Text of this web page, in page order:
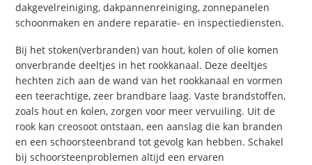
dakgevelreiniging, dakpannenreiniging, zonnepanelen
schoonmaken en andere reparatie- en inspectiediensten.
Bij het stoken(verbranden) van hout, kolen of olie komen
onverbrande deeltjes in het rookkanaal. Deze deeltjes
hechten zich aan de wand van het rookkanaal en vormen
een teerachtige, zeer brandbare laag. Vaste brandstoffen,
zoals hout en kolen, zorgen voor meer vervuiling. Uit de
rook kan creosoot ontstaan, een aanslag die kan branden
en een schoorsteenbrand tot gevolg kan hebben. Schakel
bij schoorsteenproblemen altijd een ervaren